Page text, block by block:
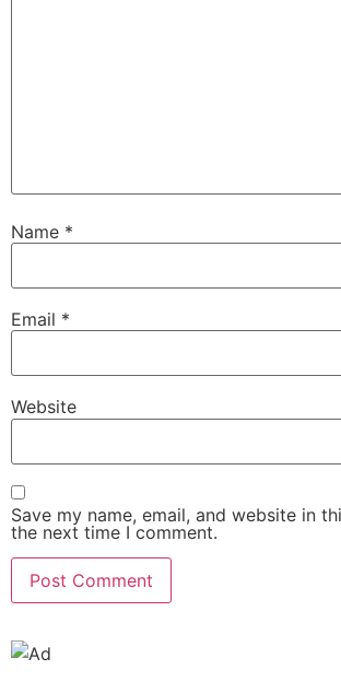
Name *
Email *
Website
Save my name, email, and website in
the next time I comment.